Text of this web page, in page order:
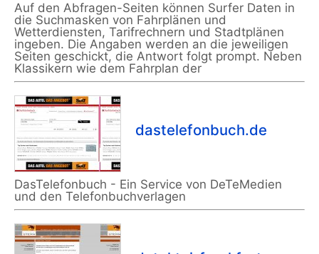
Auf den Abfragen-Seiten können Surfer Daten in
die Suchmasken von Fahrplänen und
Wetterdiensten, Tarifrechnern und Stadtplänen
ingeben. Die Angaben werden an die jeweiligen
Seiten geschickt, die Antwort folgt prompt. Neben
Klassikern wie dem Fahrplan der
dastelefonbuch.de
DasTelefonbuch - Ein Service von DeTeMedien
und den Telefonbuchverlagen